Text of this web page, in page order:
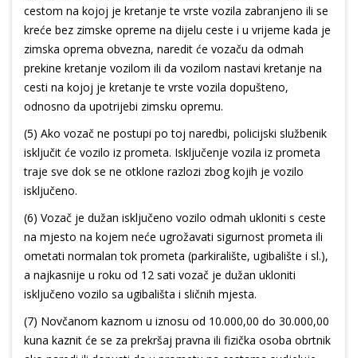
cestom na kojoj je kretanje te vrste vozila zabranjeno ili se
kreće bez zimske opreme na dijelu ceste i u vrijeme kada je
zimska oprema obvezna, naredit će vozaču da odmah
prekine kretanje vozilom ili da vozilom nastavi kretanje na
cesti na kojoj je kretanje te vrste vozila dopušteno,
odnosno da upotrijebi zimsku opremu.
(5) Ako vozač ne postupi po toj naredbi, policijski službenik
isključit će vozilo iz prometa. Isključenje vozila iz prometa
traje sve dok se ne otklone razlozi zbog kojih je vozilo
isključeno.
(6) Vozač je dužan isključeno vozilo odmah ukloniti s ceste
na mjesto na kojem neće ugrožavati sigurnost prometa ili
ometati normalan tok prometa (parkiralište, ugibalište i sl.),
a najkasnije u roku od 12 sati vozač je dužan ukloniti
isključeno vozilo sa ugibališta i sličnih mjesta.
(7) Novčanom kaznom u iznosu od 10.000,00 do 30.000,00
kuna kaznit će se za prekršaj pravna ili fizička osoba obrtnik